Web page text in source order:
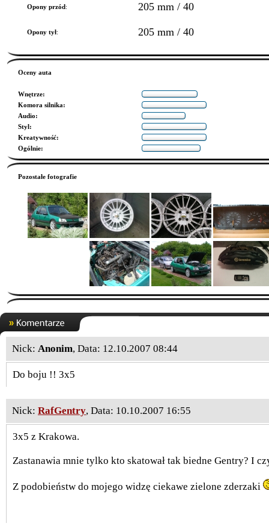
Opony przód: 205 mm / 40
Opony tył: 205 mm / 40
Oceny auta
Wnętrze:
Komora silnika:
Audio:
Styl:
Kreatywność:
Ogólnie:
Pozostałe fotografie
Nick: Anonim, Data: 12.10.2007 08:44
Do boju !! 3x5
Nick: RafGentry, Data: 10.10.2007 16:55
3x5 z Krakowa.
Zastanawia mnie tylko kto skatował tak biedne Gentry? I
Z podobieństw do mojego widzę ciekawe zielone zderzaki